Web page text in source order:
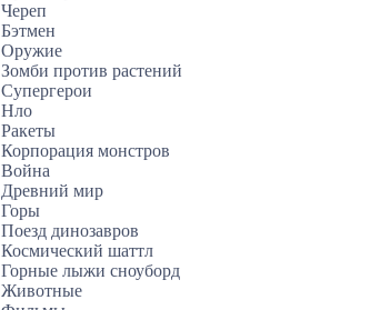
Череп
Бэтмен
Оружие
Зомби против растений
Супергерои
Нло
Ракеты
Корпорация монстров
Война
Древний мир
Горы
Поезд динозавров
Космический шаттл
Горные лыжи сноуборд
Животные